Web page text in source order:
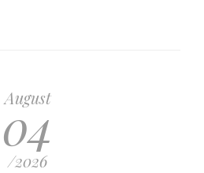
August
04
/2026